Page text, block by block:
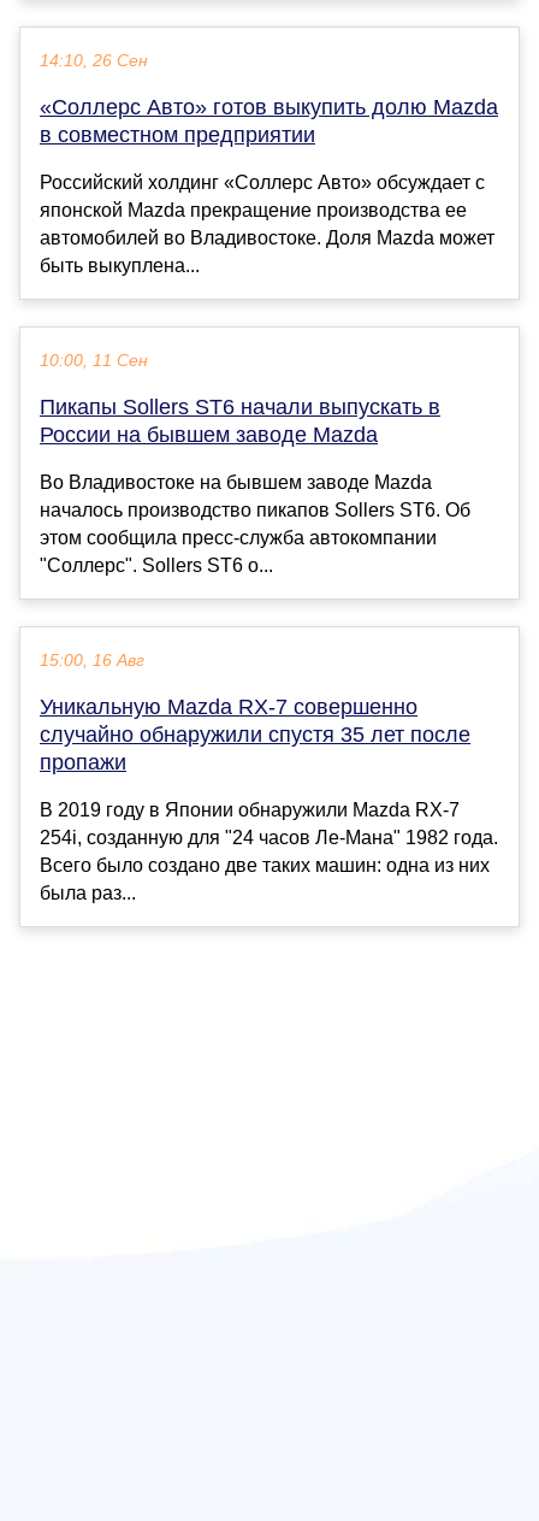
14:10, 26 Сен
«Соллерс Авто» готов выкупить долю Mazda
в совместном предприятии
Российский холдинг «Соллерс Авто» обсуждает с
японской Mazda прекращение производства ее
автомобилей во Владивостоке. Доля Mazda может
быть выкуплена...
10:00, 11 Сен
Пикапы Sollers ST6 начали выпускать в
России на бывшем заводе Mazda
Во Владивостоке на бывшем заводе Mazda
началось производство пикапов Sollers ST6. Об
этом сообщила пресс-служба автокомпании
"Соллерс". Sollers ST6 о...
15:00, 16 Авг
Уникальную Mazda RX-7 совершенно
случайно обнаружили спустя 35 лет после
пропажи
В 2019 году в Японии обнаружили Mazda RX-7
254i, созданную для "24 часов Ле-Мана" 1982 года.
Всего было создано две таких машин: одна из них
была раз...